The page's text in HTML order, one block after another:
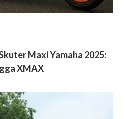
Maxi Yamaha 2025:
XMAX